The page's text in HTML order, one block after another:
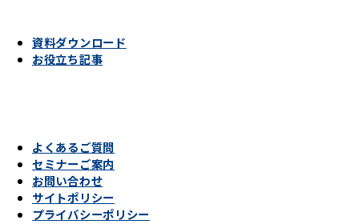
資料ダウンロード
お役立ち記事
よくあるご質問
セミナーご案内
お問い合わせ
サイトポリシー
プライバシーポリシー